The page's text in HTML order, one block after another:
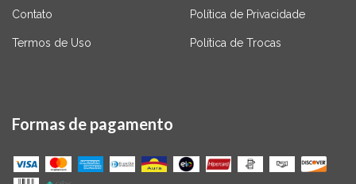
Contato Política de Privacidade
Termos de Uso Política de Trocas
Formas de pagamento